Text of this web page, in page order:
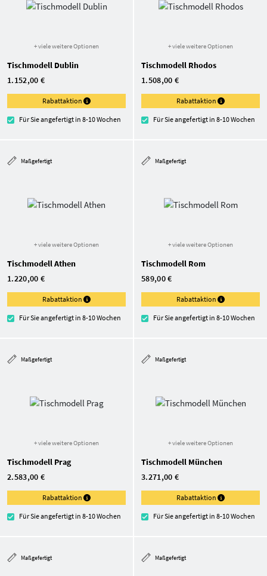
+ viele weitere Optionen
Tischmodell Dublin
1.152,00 €
Rabattaktion
Für Sie angefertigt in 8-10 Wochen
+ viele weitere Optionen
Tischmodell Rhodos
1.508,00 €
Rabattaktion
Für Sie angefertigt in 8-10 Wochen
Maßgefertigt
+ viele weitere Optionen
Tischmodell Athen
1.220,00 €
Rabattaktion
Für Sie angefertigt in 8-10 Wochen
Maßgefertigt
+ viele weitere Optionen
Tischmodell Rom
589,00 €
Rabattaktion
Für Sie angefertigt in 8-10 Wochen
Maßgefertigt
+ viele weitere Optionen
Tischmodell Prag
2.583,00 €
Rabattaktion
Für Sie angefertigt in 8-10 Wochen
Maßgefertigt
+ viele weitere Optionen
Tischmodell München
3.271,00 €
Rabattaktion
Für Sie angefertigt in 8-10 Wochen
Maßgefertigt Maßgefertigt